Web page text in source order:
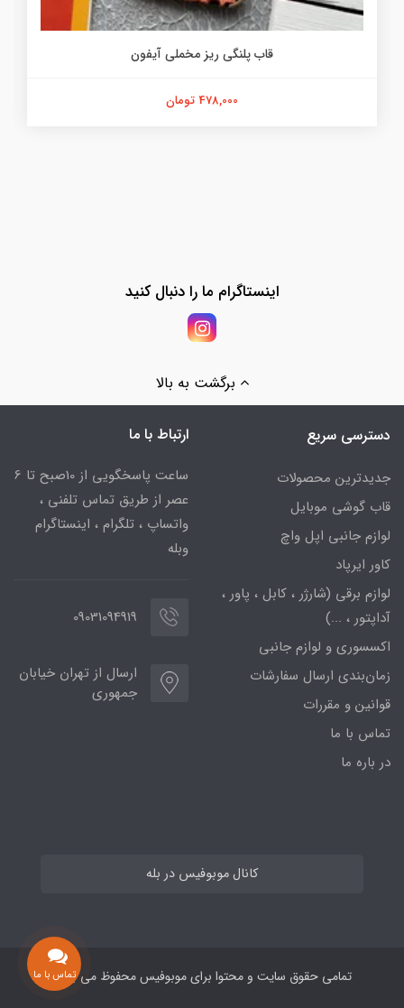
قاب پلنگی ریز مخملی آیفون
478,000 تومان
اینستاگرام ما را دنبال کنید
برگشت به بالا
دسترسی سریع
جدیدترین محصولات
قاب گوشی موبایل
لوازم جانبی اپل واچ
کاور ایرپاد
لوازم برقی (شارژر ، کابل ، پاور ،
آداپتور ، ...)
اکسسوری و لوازم جانبی
زمان‌بندی ارسال سفارشات
قوانین و مقررات
تماس با ما
در باره ما
ارتباط با ما
ساعت پاسخگویی از 10صبح تا 6
عصر از طریق تماس تلفنی ،
واتساپ ، تلگرام ، اینستاگرام
وبله
09031094919
ارسال از تهران خیابان
جمهوری
کانال موبوفیس در بله
تمامی حقوق سایت و محتوا برای موبوفیس محفوظ می باشد